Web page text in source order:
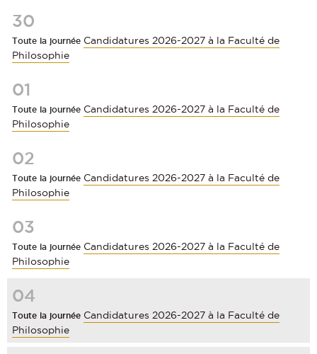
30
Toute la journée Candidatures 2026-2027 à la Faculté de
Philosophie
01
Toute la journée Candidatures 2026-2027 à la Faculté de
Philosophie
02
Toute la journée Candidatures 2026-2027 à la Faculté de
Philosophie
03
Toute la journée Candidatures 2026-2027 à la Faculté de
Philosophie
04
Toute la journée Candidatures 2026-2027 à la Faculté de
Philosophie